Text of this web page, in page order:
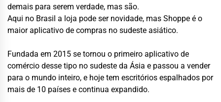
demais para serem verdade, mas são.
Aqui no Brasil a loja pode ser novidade, mas Shoppe é o
maior aplicativo de compras no sudeste asiático.
Fundada em 2015 se tornou o primeiro aplicativo de
comércio desse tipo no sudeste da Ásia e passou a vender
para o mundo inteiro, e hoje tem escritórios espalhados por
mais de 10 países e continua expandido.